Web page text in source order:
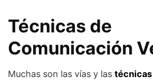
Técnicas de
Comunicación
Muchas son las vías y las técnicas